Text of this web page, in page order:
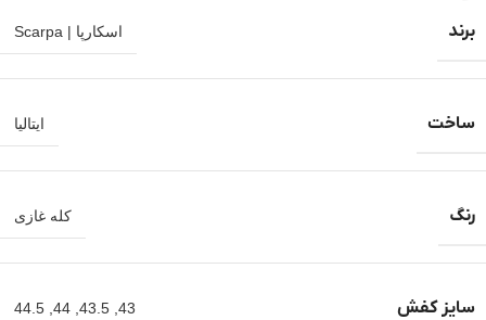
برند اسکارپا | Scarpa
ساخت ایتالیا
رنگ کله غازی
سایز کفش 43
43.5
44
44.5